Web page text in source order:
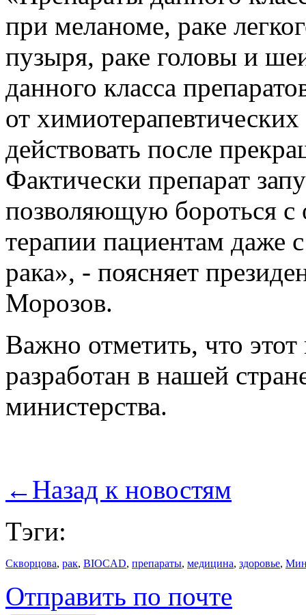
при меланоме, раке
пузыря, раке головы и
данного класса
от
действовать после
Фактически препарат
позволяющую бороться
терапии пациентам
рака», - поясняет
Морозов.
Важно отметить, что
разработан в нашей
министерства.
← Назад к новостям
Тэги:
Скворцова, рак, BIOCAD, препараты, медицина, здоровье,
Отправить по почте